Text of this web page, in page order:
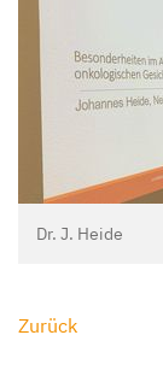
Dr. J. Heide
Zurück